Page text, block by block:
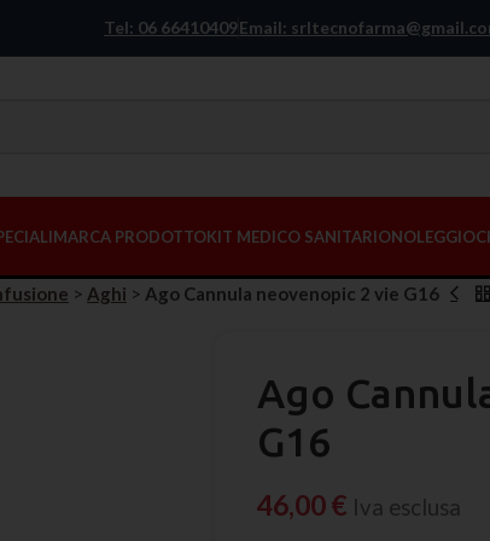
Tel: 06 66410409Email:
MARCA PRODOTTOKIT MEDICO SANITARIONOLEGGIO
> Aghi > Ago Cannula neovenopic 2 vie G16
Ago
G16
46,00€ Iva esclusa